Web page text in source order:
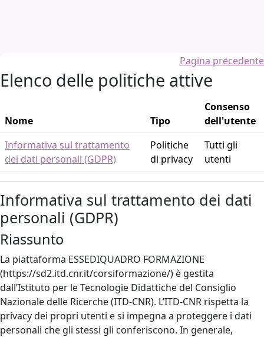
Pagina precedente
Elenco delle politiche attive
Nome Tipo
Consenso
dell'utente
Informativa sul trattamento
dei dati personali (GDPR)
Politiche
di privacy
Tutti gli
utenti
Informativa sul trattamento dei dati
personali (GDPR)
Riassunto
La piattaforma ESSEDIQUADRO FORMAZIONE
(https://sd2.itd.cnr.it/corsiformazione/) è gestita
dall’Istituto per le Tecnologie Didattiche del Consiglio
Nazionale delle Ricerche (ITD-CNR). L’ITD-CNR rispetta la
privacy dei propri utenti e si impegna a proteggere i dati
personali che gli stessi gli conferiscono. In generale,